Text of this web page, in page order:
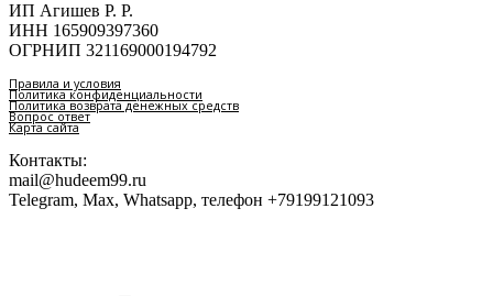
ИП Агишев Р. Р.
ИНН 165909397360
ОГРНИП 321169000194792
Правила и условия
Политика конфиденциальности
Политика возврата денежных средств
Вопрос ответ
Карта сайта
Контакты:
mail@hudeem99.ru
Telegram, Max, Whatsapp, телефон +79199121093